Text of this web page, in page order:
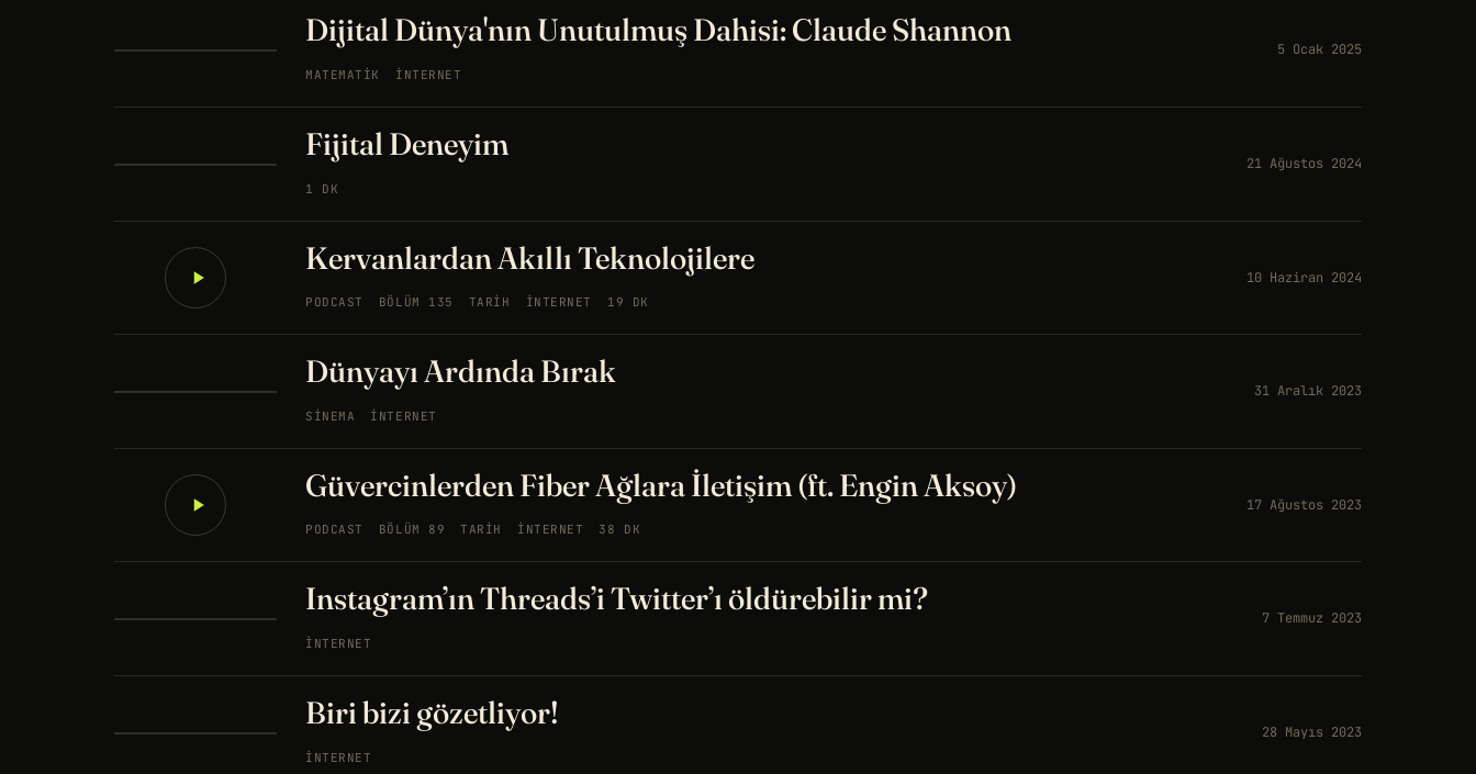
Dijital Dünya'nın Unutulmuş Dahisi: Claude Shannon
MATEMATIK İNTERNET
5 Ocak 2025
Fijital Deneyim
1 DK
21 Ağustos 2024
Kervanlardan Akıllı Teknolojilere
PODCAST BÖLÜM 135 TARIH İNTERNET 19 DK
10 Haziran 2024
Dünyayı Ardında Bırak
SINEMA İNTERNET
31 Aralık 2023
Güvercinlerden Fiber Ağlara İletişim (ft. Engin Aksoy)
PODCAST BÖLÜM 89 TARIH İNTERNET 38 DK
17 Ağustos 2023
Instagram’ın Threads’i Twitter’ı öldürebilir mi?
İNTERNET
7 Temmuz 2023
Biri bizi gözetliyor!
İNTERNET
28 Mayıs 2023